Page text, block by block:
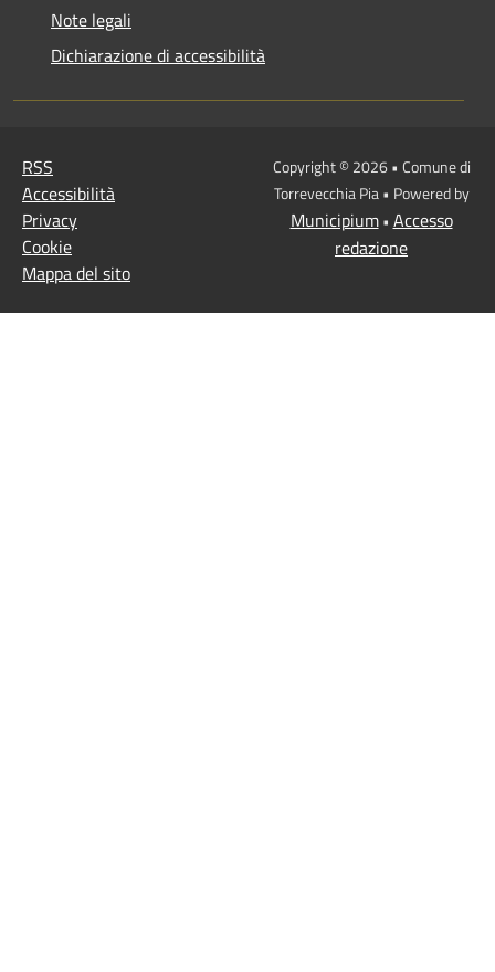
Note legali
Dichiarazione di accessibilità
RSS
Accessibilità
Privacy
Cookie
Mappa del sito
Copyright © 2026 • Comune di
Torrevecchia Pia • Powered by
Municipium• Accesso
redazione